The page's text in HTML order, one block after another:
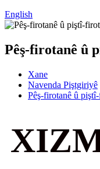
English
Pêş-firotanê û
Xane
Navenda Piştgiriyê
Pêş-firotanê û